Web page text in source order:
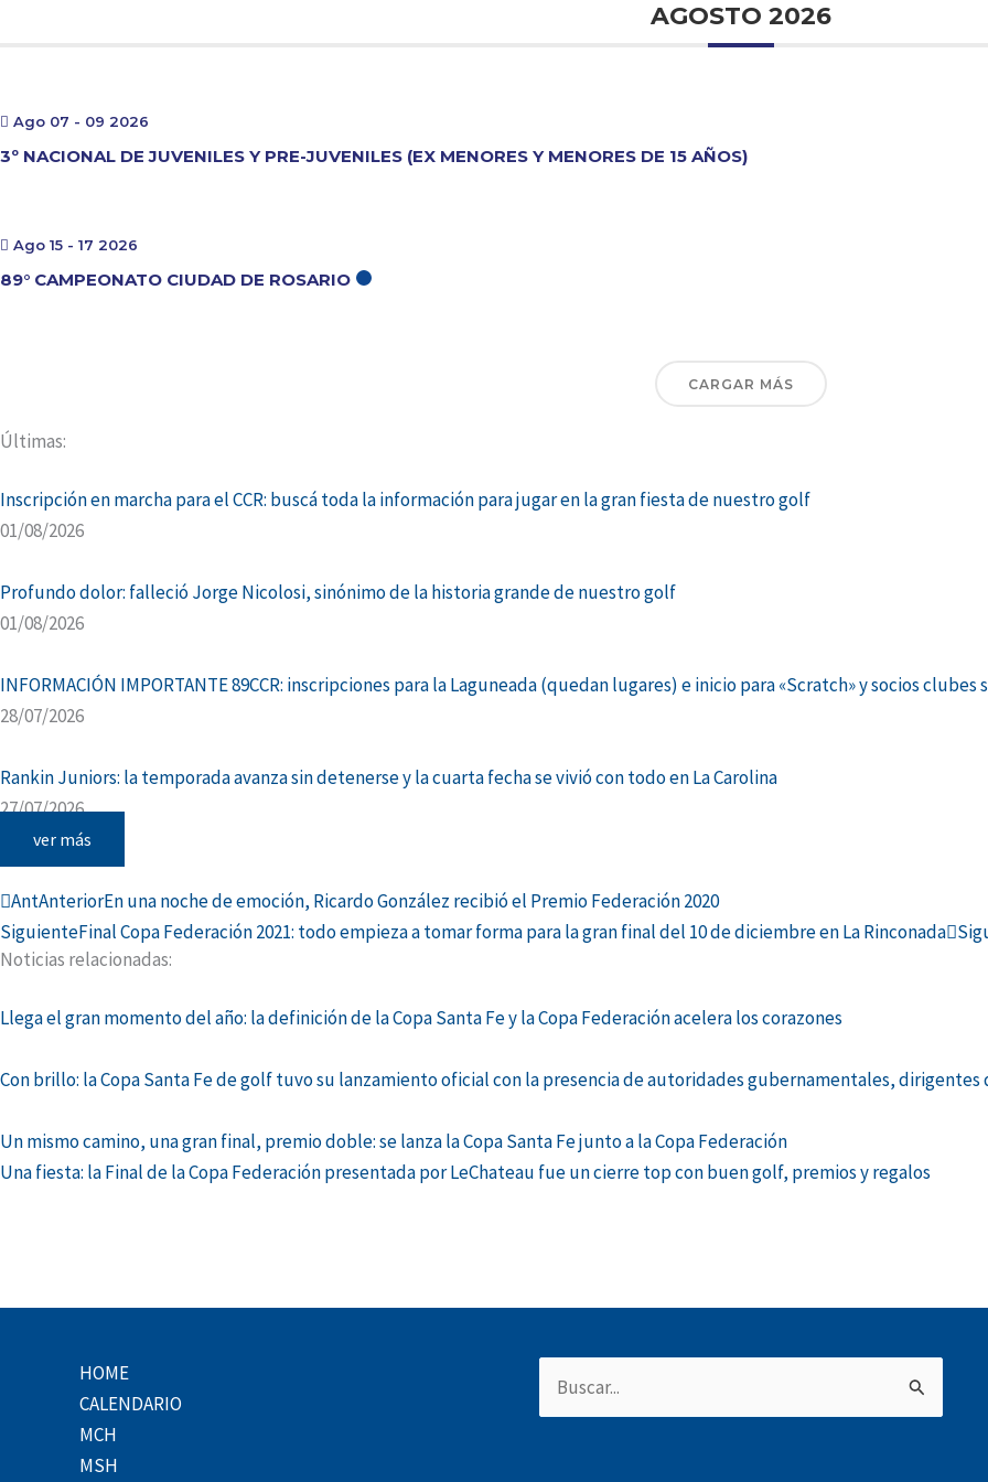
AGOSTO 2026
Ago 07 - 09 2026
3º NACIONAL DE JUVENILES Y PRE-JUVENILES (EX MENORES Y MENORES DE 15 AÑOS)
Ago 15 - 17 2026
89° CAMPEONATO CIUDAD DE ROSARIO
CARGAR MÁS
Últimas:
Inscripción en marcha para el CCR: buscá toda la información para jugar en la gran fiesta de nuestro golf
01/08/2026
Profundo dolor: falleció Jorge Nicolosi, sinónimo de la historia grande de nuestro golf
01/08/2026
INFORMACIÓN IMPORTANTE 89CCR: inscripciones para la Laguneada (quedan lugares) e inicio para «Scratch» y socios clubes
28/07/2026
Rankin Juniors: la temporada avanza sin detenerse y la cuarta fecha se vivió con todo en La Carolina
27/07/2026
ver más
AntAnteriorEn una noche de emoción, Ricardo González recibió el Premio Federación 2020
SiguienteFinal Copa Federación 2021: todo empieza a tomar forma para la gran final del 10 de diciembre en La Rinconada
Noticias relacionadas:
Llega el gran momento del año: la definición de la Copa Santa Fe y la Copa Federación acelera los corazones
Con brillo: la Copa Santa Fe de golf tuvo su lanzamiento oficial con la presencia de autoridades gubernamentales, dirigentes
Un mismo camino, una gran final, premio doble: se lanza la Copa Santa Fe junto a la Copa Federación
Una fiesta: la Final de la Copa Federación presentada por LeChateau fue un cierre top con buen golf, premios y regalos
HOME
CALENDARIO
MCH
MSH
Buscar
por: